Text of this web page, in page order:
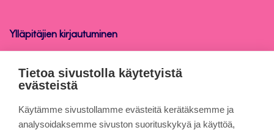
Ylläpitäjien kirjautuminen
Peppi-ohjeet henkilökunnalle
Tietoa sivuista
Tietoa sivustolla käytetyistä
evästeistä
Käytämme sivustollamme evästeitä kerätäksemme ja
analysoidaksemme sivuston suorituskykyä ja käyttöä,